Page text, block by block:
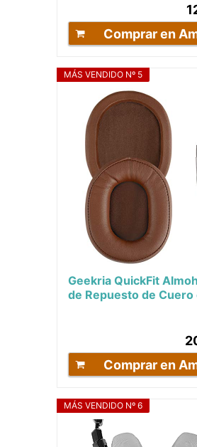
Comprar en
MÁS VENDIDO Nº 5
Geekria QuickFit
de Repuesto de Cuero
Comprar en
MÁS VENDIDO Nº 6